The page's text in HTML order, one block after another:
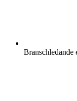
Branschledande